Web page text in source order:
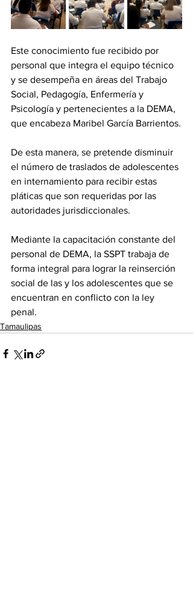
Este conocimiento fue recibido por
personal que integra el equipo técnico
y se desempeña en áreas del Trabajo
Social, Pedagogía, Enfermería y
Psicología y pertenecientes a la DEMA,
que encabeza Maribel García Barrientos.
De esta manera, se pretende disminuir
el número de traslados de adolescentes
en internamiento para recibir estas
pláticas que son requeridas por las
autoridades jurisdiccionales.
Mediante la capacitación constante del
personal de DEMA, la SSPT trabaja de
forma integral para lograr la reinserción
social de las y los adolescentes que se
encuentran en conflicto con la ley
penal.
Tamaulipas